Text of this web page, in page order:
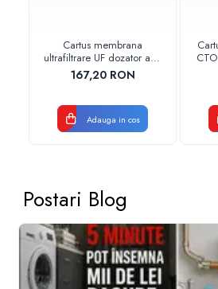
Cartus membrana
ultrafiltrare UF dozator apa
H3HNC AquaPur Valhoh
Valrom
167,20 RON
Adauga in cos
Postari Blog